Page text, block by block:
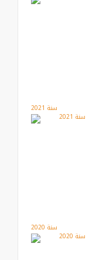
سنة 2021
سنة 2020